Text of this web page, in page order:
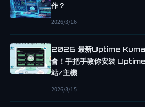
最
愛
砸
錢
做
的
作？
2026/3/16
2026 最新Uptime Kuma
會！手把手教你安裝
站/主機
2026/3/15